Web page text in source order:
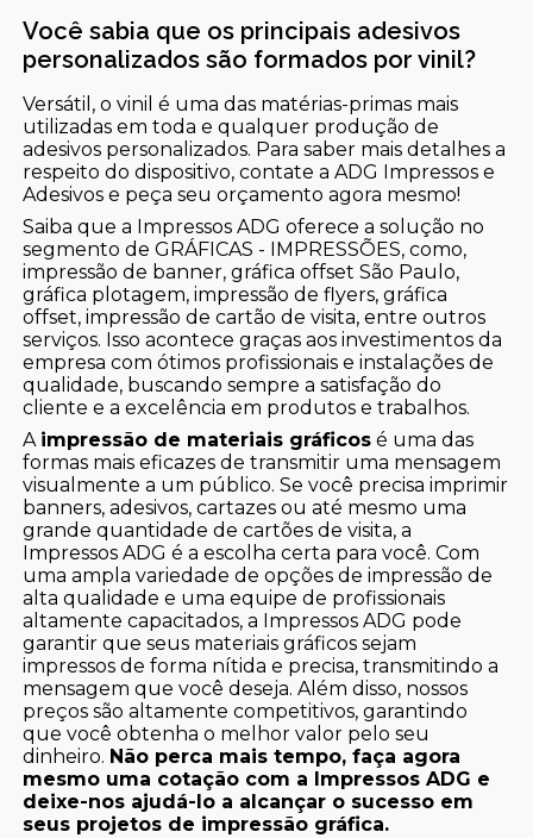
Você sabia que os principais adesivos
personalizados são formados por vinil?
Versátil, o vinil é uma das matérias-primas mais
utilizadas em toda e qualquer produção de
adesivos personalizados. Para saber mais detalhes a
respeito do dispositivo, contate a ADG Impressos e
Adesivos e peça seu orçamento agora mesmo!
Saiba que a Impressos ADG oferece a solução no
segmento de GRÁFICAS - IMPRESSÕES, como,
impressão de banner, gráfica offset São Paulo,
gráfica plotagem, impressão de flyers, gráfica
offset, impressão de cartão de visita, entre outros
serviços. Isso acontece graças aos investimentos da
empresa com ótimos profissionais e instalações de
qualidade, buscando sempre a satisfação do
cliente e a excelência em produtos e trabalhos.
A impressão de materiais gráficos é uma das
formas mais eficazes de transmitir uma mensagem
visualmente a um público. Se você precisa imprimir
banners, adesivos, cartazes ou até mesmo uma
grande quantidade de cartões de visita, a
Impressos ADG é a escolha certa para você. Com
uma ampla variedade de opções de impressão de
alta qualidade e uma equipe de profissionais
altamente capacitados, a Impressos ADG pode
garantir que seus materiais gráficos sejam
impressos de forma nítida e precisa, transmitindo a
mensagem que você deseja. Além disso, nossos
preços são altamente competitivos, garantindo
que você obtenha o melhor valor pelo seu
dinheiro. Não perca mais tempo, faça agora
mesmo uma cotação com a Impressos ADG e
deixe-nos ajudá-lo a alcançar o sucesso em
seus projetos de impressão gráfica.